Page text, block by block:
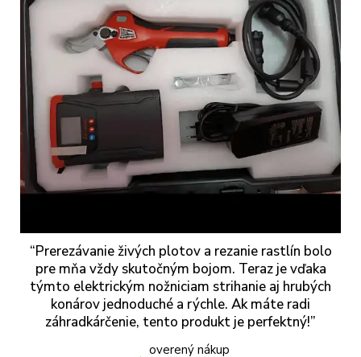
“Prerezávanie živých plotov a rezanie rastlín bolo
pre mňa vždy skutočným bojom. Teraz je vďaka
týmto elektrickým nožniciam strihanie aj hrubých
konárov jednoduché a rýchle. Ak máte radi
záhradkárčenie, tento produkt je perfektný!”
overený nákup